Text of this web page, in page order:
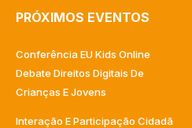
PRÓXIMOS EVENTOS
Conferência EU Kids Online
Debate Direitos Digitais De
Crianças E Jovens
Interação E Participação Cidadã